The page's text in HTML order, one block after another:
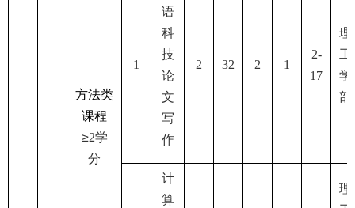
方法类
课程
≥2学
分
1
语
科
技
论
文
写
作
2 32 2 1
2-
17
理
工
学
部
计
算
理